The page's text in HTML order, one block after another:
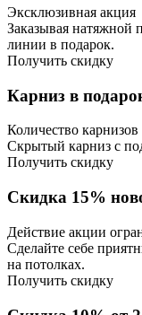
Эксклюзивная акция
Заказывая натяжной
линии в подарок.
Получить скидку
Карниз в
Количество
Скрытый карниз с
Получить скидку
Скидка 15%
Действие акции
Сделайте себе
на потолках.
Получить скидку